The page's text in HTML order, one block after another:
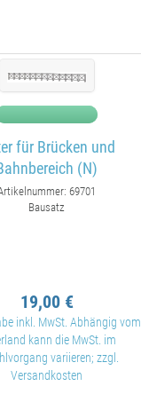
für Brücken und
(N)
69701
Bausatz
19,00 €
inkl. MwSt. Abhängig vom
kann die MwSt. im
variieren; zzgl.
Versandkosten